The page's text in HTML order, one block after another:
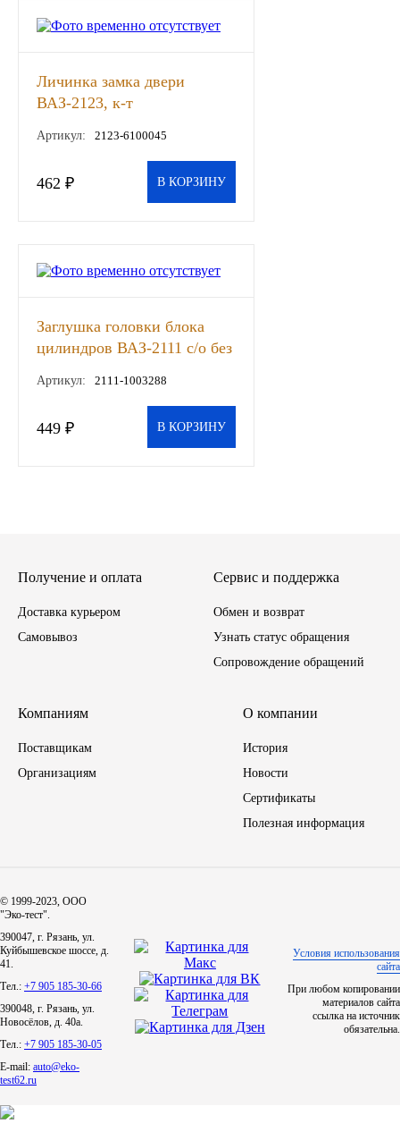
ЗИЛ
ВАЗ
МАЗ
ГАЗ
ПАЗ, КАВЗ
Спецтехника
УАЗ
Фильтры
Автоаксессуары
Автохимия
Материалы для ремонта
Свечи
Личинка замка двери
ВАЗ-2123, к-т
Артикул: 2123-6100045
462 ₽ В КОРЗИНУ
Заглушка головки блока
цилиндров ВАЗ-2111 с/о без
Артикул: 2111-1003288
449 ₽ В КОРЗИНУ
Получение и оплата
Доставка курьером
Самовывоз
Сервис и поддержка
Обмен и возврат
Узнать статус обращения
Сопровождение обращений
Компаниям
Поставщикам
Организациям
О компании
История
Новости
Сертификаты
Полезная информация
© 1999-2023, ООО
"Эко-тест".
390047, г. Рязань, ул.
Куйбышевское шоссе, д.
41.
Тел.: +7 905 185-30-66
390048, г. Рязань, ул.
Новосёлов, д. 40а.
Тел.: +7 905 185-30-05
E-mail: auto@eko-
test62.ru
Условия использования
сайта
При любом копировании
материалов сайта
ссылка на источник
обязательна.